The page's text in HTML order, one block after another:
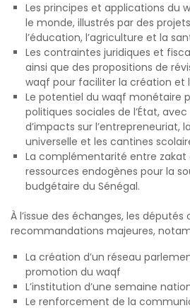
Les principes et applications du
le monde, illustrés par des
l’éducation, l’agriculture et la
Les contraintes juridiques et
ainsi que des propositions de
waqf pour faciliter la création et
Le potentiel du waqf monétaire
politiques sociales de l’État,
d’impacts sur l’entrepreneuriat,
universelle et les cantines
La complémentarité entre
ressources endogènes pour la
budgétaire du Sénégal.
À l’issue des échanges, les
recommandations majeures,
La création d’un réseau
promotion du waqf
L’institution d’une semaine
Le renforcement de la